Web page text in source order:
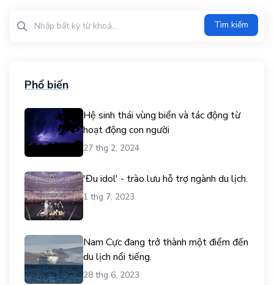
Tìm kiếm
Phổ biến
Hệ sinh thái vùng biển và tác động từ
hoạt động con người
27 thg 2, 2024
'Đu idol' - trào lưu hỗ trợ ngành du lịch.
1 thg 7, 2023
Nam Cực đang trở thành một điểm đến
du lịch nổi tiếng.
28 thg 6, 2023